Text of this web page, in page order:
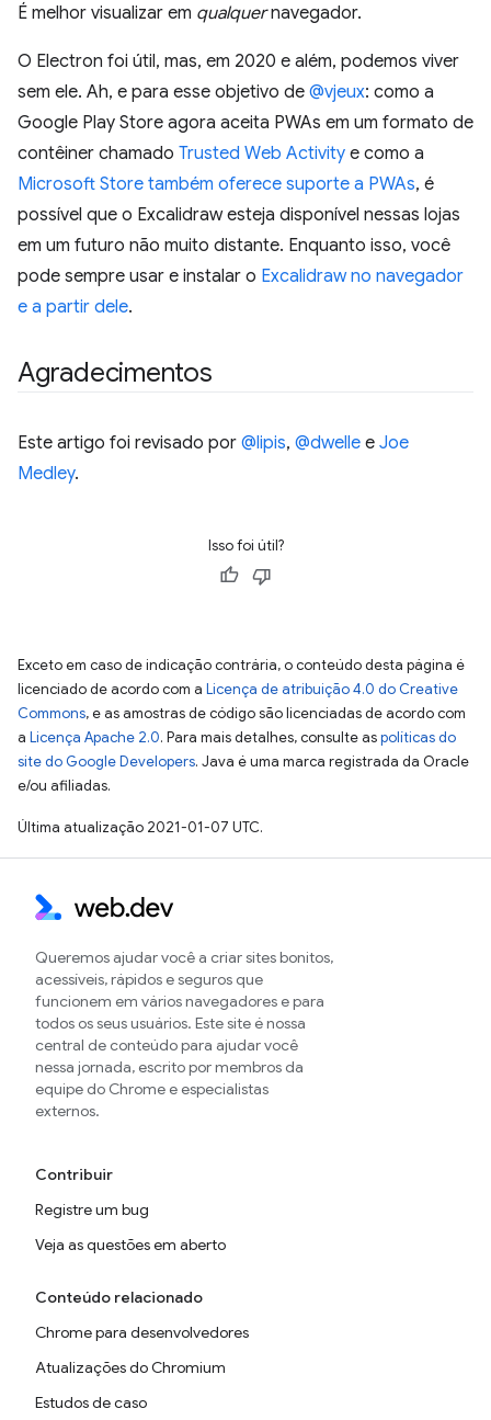
É melhor visualizar em qualquernavegador.
O Electron foi útil, mas, em 2020 e além, podemos viver
sem ele. Ah, e para esse objetivo de @vjeux: como a
Google Play Store agora aceita PWAs em um formato de
contêiner chamado Trusted Web Activity e como a
Microsoft Store também oferece suporte a PWAs, é
possível que o Excalidraw esteja disponível nessas lojas
em um futuro não muito distante. Enquanto isso, você
pode sempre usar e instalar o Excalidraw no navegador
e a partir dele.
Agradecimentos
Este artigo foi revisado por @lipis, @dwelle e Joe
Medley.
Isso foi útil?
Exceto em caso de indicação contrária, o conteúdo desta página é
licenciado de acordo com a Licença de atribuição 4.0 do Creative
Commons, e as amostras de código são licenciadas de acordo com
a Licença Apache 2.0. Para mais detalhes, consulte aspolíticas do
site do Google Developers. Java é uma marca registrada da Oracle
e/ou afiliadas.
Última atualização 2021-01-07 UTC.
Queremos ajudar você a criar sites bonitos,
acessíveis, rápidos e seguros que
funcionem em vários navegadores e para
todos os seus usuários. Este site é nossa
central de conteúdo para ajudar você
nessa jornada, escrito por membros da
equipe do Chrome e especialistas
externos.
Contribuir
Registre um bug
Veja as questões em aberto
Conteúdo relacionado
Chrome para desenvolvedores
Atualizações do Chromium
Estudos de caso